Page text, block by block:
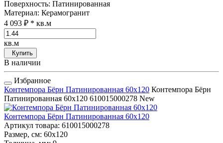
Поверхность: Патинированная
Материал: Керамогранит
4 093 ₽ * кв.м
кв.м
Купить
В наличии
Избранное
Контемпора Бёрн Патинированная 60x120 Контемпора Бёрн
Патинированная 60x120 610015000278 New
Контемпора Бёрн Патинированная 60x120
Артикул товара: 610015000278
Размер, см: 60x120